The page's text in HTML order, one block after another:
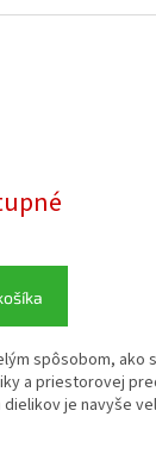
spôsobom, ako
a priestorovej
je navyše